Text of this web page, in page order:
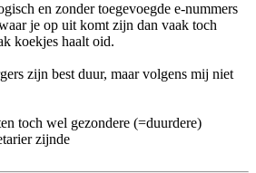
en zonder toegevoegde e-nummers
je op uit komt zijn dan vaak toch
koekjes haalt oid.
zijn best duur, maar volgens mij niet
toch wel gezondere (=duurdere)
zijnde